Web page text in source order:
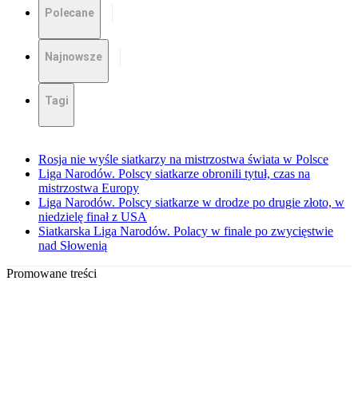
Polecane
Najnowsze
Tagi
Rosja nie wyśle siatkarzy na mistrzostwa świata w Polsce
Liga Narodów. Polscy siatkarze obronili tytuł, czas na
mistrzostwa Europy
Liga Narodów. Polscy siatkarze w drodze po drugie złoto, w
niedzielę finał z USA
Siatkarska Liga Narodów. Polacy w finale po zwycięstwie
nad Słowenią
Promowane treści